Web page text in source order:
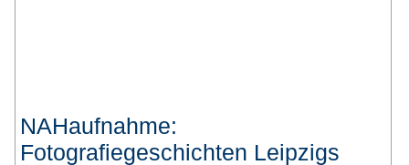
NAHaufnahme:
Fotografiegeschichten Leipzigs